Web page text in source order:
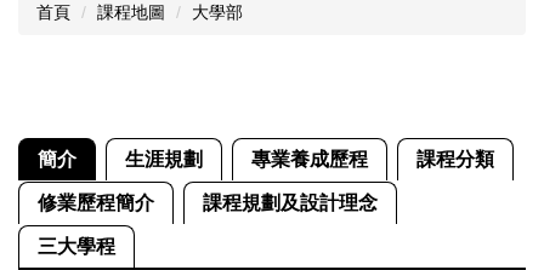
首頁 課程地圖 大學部
簡介 生涯規劃 專業養成歷程 課程分類
修業歷程簡介 課程規劃及設計理念
三大學程